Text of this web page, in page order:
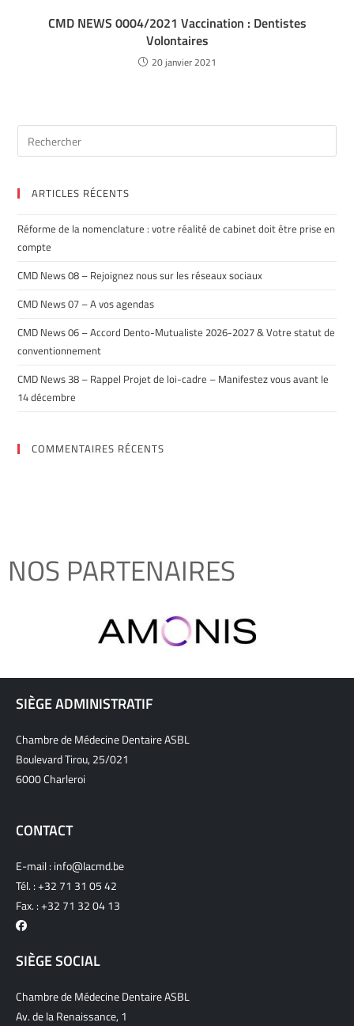
CMD NEWS 0004/2021 Vaccination : Dentistes
Volontaires
20 janvier 2021
ARTICLES RÉCENTS
Réforme de la nomenclature : votre réalité de cabinet doit être prise en
compte
CMD News 08 – Rejoignez nous sur les réseaux sociaux
CMD News 07 – A vos agendas
CMD News 06 – Accord Dento-Mutualiste 2026-2027 & Votre statut de
conventionnement
CMD News 38 – Rappel Projet de loi-cadre – Manifestez vous avant le
14 décembre
COMMENTAIRES RÉCENTS
NOS PARTENAIRES
SIÈGE ADMINISTRATIF
Chambre de Médecine Dentaire ASBL
Boulevard Tirou, 25/021
6000 Charleroi
CONTACT
E-mail : info@lacmd.be
Tél. :+32 71 31 05 42
Fax. : +32 71 32 04 13
SIÈGE SOCIAL
Chambre de Médecine Dentaire ASBL
Av. de la Renaissance, 1